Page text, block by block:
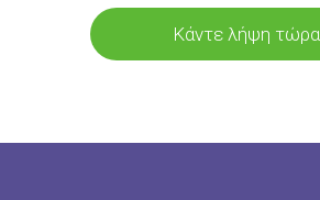
Κάντε λήψη τώρα